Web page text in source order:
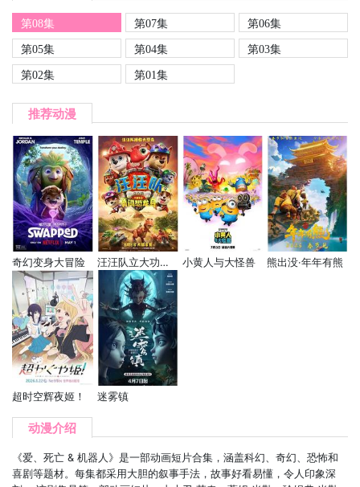
第08集 第07集
第06集
第05集
第04集
第03集
第02集
第01集
推荐动漫
奇幻变身大冒险 汪汪队立大功大电影3：勇闯恐龙岛 小黄人与大怪兽 熊出没·年年有熊
超时空辉夜姬！ 迷雾镇
动漫介绍
《爱、死亡 & 机器人》是一部动画短片合集，涵盖科幻、奇幻、恐怖和
喜剧等题材。每集都采用大胆的叙事手法，故事好看易懂，令人印象深